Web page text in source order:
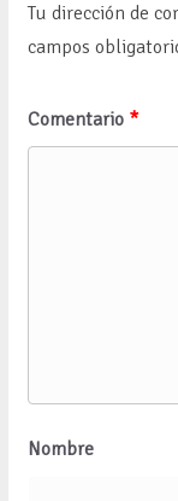
Tu dirección de
campos
Comentario *
Nombre